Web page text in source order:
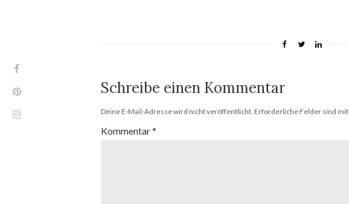
Schreibe einen Kommentar
Deine E-Mail-Adresse wird nicht veröffentlicht. Erforderliche Felder sind mit
Kommentar*